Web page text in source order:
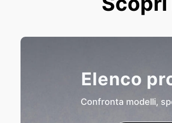
Elenco
Confronta modelli,